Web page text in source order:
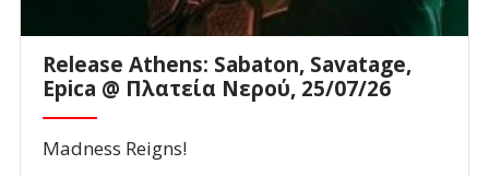
Release Athens: Sabaton, Savatage,
Epica @ Πλατεία Νερού, 25/07/26
Madness Reigns!